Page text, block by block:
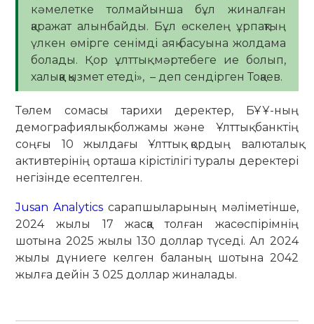
кәмелетке толмайынша бұл жиналған
қаражат алынбайды. Бұл өскелең ұрпақтың
үлкен өмірге сенімді аяқ басуына жолдама
болады. Қор ұлттық мәртебеге ие болып,
халыққа қызмет етеді», – деп сендірген Тоқаев.
Төлем сомасы тарихи деректер, БҰҰ-ның
демографиялық болжамы және Ұлттық банктің
соңғы 10 жылдағы Ұлттық қордың валюталық
активтерінің орташа кірістілігі туралы деректері
негізінде есептелген.
Jusan Analytics сарапшыларының мәліметінше,
2024 жылы 17 жасқа толған жасөспірімнің
шотына 2025 жылы 130 доллар түседі. Ал 2024
жылы дүниеге келген баланың шотына 2042
жылға дейін 3 025 доллар жиналады.